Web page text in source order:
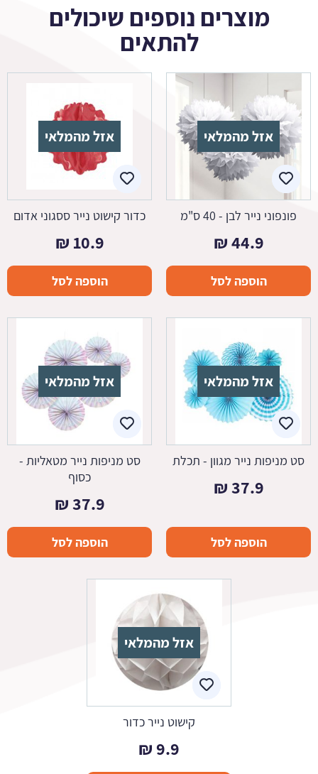
מוצרים נוספים שיכולים
להתאים
אזל מהמלאי
פונפוני נייר לבן - 40 ס"מ
44.9
₪
הוספה לסל
אזל מהמלאי
כדור קישוט נייר ססגוני אדום
10.9
₪
הוספה לסל
אזל מהמלאי
סט מניפות נייר מגוון - תכלת
37.9
₪
הוספה לסל
אזל מהמלאי
סט מניפות נייר מטאליות -
כסוף
37.9
₪
הוספה לסל
אזל מהמלאי
קישוט נייר כדור
9.9
₪